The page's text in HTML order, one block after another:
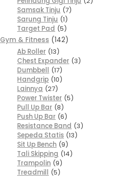
Samsak Tinju 7
Sarung Tinju 1
Target Pad 5
Gym & Fitness
142
Ab Roller 13
Chest Expander 3
Dumbbell 17
Handgrip 10
Lainnya 27
Power Twister 5
Pull Up Bar 8
Push Up Bar 6
Resistance Band 3
Sepeda Statis 13
Sit Up Bench 9
Tali Skipping 14
Trampolin 9
Treadmill 5